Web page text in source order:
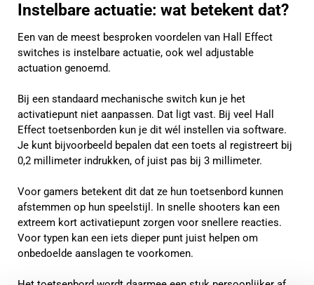
Instelbare actuatie: wat betekent dat?
Een van de meest besproken voordelen van Hall Effect
switches is instelbare actuatie, ook wel adjustable
actuation genoemd.
Bij een standaard mechanische switch kun je het
activatiepunt niet aanpassen. Dat ligt vast. Bij veel Hall
Effect toetsenborden kun je dit wél instellen via software.
Je kunt bijvoorbeeld bepalen dat een toets al registreert bij
0,2 millimeter indrukken, of juist pas bij 3 millimeter.
Voor gamers betekent dit dat ze hun toetsenbord kunnen
afstemmen op hun speelstijl. In snelle shooters kan een
extreem kort activatiepunt zorgen voor snellere reacties.
Voor typen kan een iets dieper punt juist helpen om
onbedoelde aanslagen te voorkomen.